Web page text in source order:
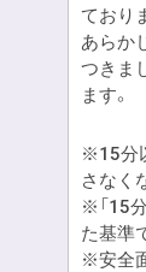
ており
あらか
つきま
ます。
※15分
さなく
※「15
た基準
※安全